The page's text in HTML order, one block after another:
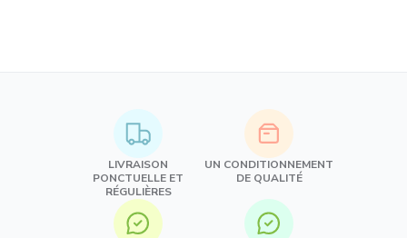
LIVRAISON
PONCTUELLE ET
RÉGULIÈRES
UN CONDITIONNEMENT
DE QUALITÉ